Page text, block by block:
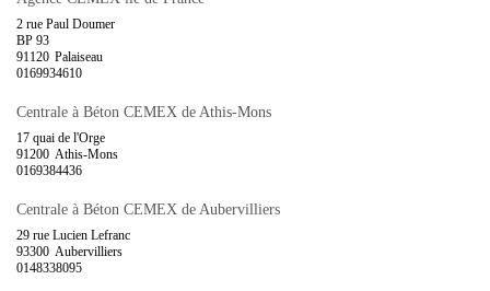
2 rue Paul Doumer
BP 93
91120 Palaiseau
0169934610
Centrale à Béton CEMEX de Athis-Mons
17 quai de l'Orge
91200 Athis-Mons
0169384436
Centrale à Béton CEMEX de Aubervilliers
29 rue Lucien Lefranc
93300 Aubervilliers
0148338095